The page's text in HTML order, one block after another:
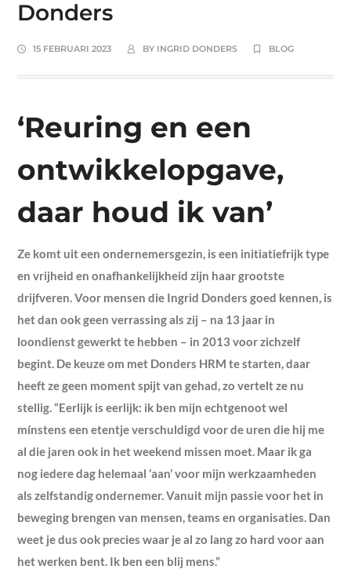
Donders
15 FEBRUARI 2023 BY INGRID DONDERS BLOG
‘Reuring en een
ontwikkelopgave,
daar houd ik van’
Ze komt uit een ondernemersgezin, is een initiatiefrijk type
en vrijheid en onafhankelijkheid zijn haar grootste
drijfveren. Voor mensen die Ingrid Donders goed kennen, is
het dan ook geen verrassing als zij – na 13 jaar in
loondienst gewerkt te hebben – in 2013 voor zichzelf
begint. De keuze om met Donders HRM te starten, daar
heeft ze geen moment spijt van gehad, zo vertelt ze nu
stellig. “Eerlijk is eerlijk: ik ben mijn echtgenoot wel
mínstens een etentje verschuldigd voor de uren die hij me
al die jaren ook in het weekend missen moet. Maar ik ga
nog iedere dag helemaal ‘aan’ voor mijn werkzaamheden
als zelfstandig ondernemer. Vanuit mijn passie voor het in
beweging brengen van mensen, teams en organisaties. Dan
weet je dus ook precies waar je al zo lang zo hard voor aan
het werken bent. Ik ben een blij mens.”